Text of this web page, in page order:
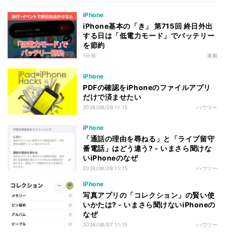
iPhone
iPhone基本の「き」 第715回 終日外出
する日は「低電力モード」でバッテリー
を節約
1分前 連載
iPhone
PDFの確認をiPhoneのファイルアプリ
だけで済ませたい
2026/08/09 11:15 ハウツー
iPhone
「通話の理由を尋ねる」と「ライブ留守
番電話」はどう違う? - いまさら聞けな
いiPhoneのなぜ
2026/08/08 11:15 ハウツー
iPhone
写真アプリの「コレクション」の賢い使
いかたは? - いまさら聞けないiPhoneの
なぜ
2026/08/07 11:15 ハウツー